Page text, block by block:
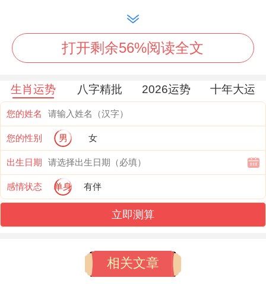
在者~时间生物学特征 - 晨型人居多 季节性
情绪波动幅度小于均值12,认知模式了解;具
象思维占比78、决策坦白说反应速度比平均
值快0.3秒
年龄阶段
15-25岁 寻找期缩短20%
30-40岁 事业加速期提前
常见认知误区,并非全部3月22日出生者都冲
人命运怎么办 -生命能量运转规律，生理节
打开剩余56%阅读全文
生肖运势 八字精批 2026运势 十年大运
您的姓名
您的性别 男 女
出生日期
感情状态 单身 有伴
立即测算
相关文章